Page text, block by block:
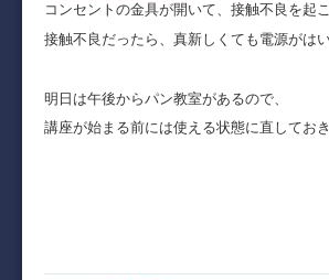
コンセントの金具が開いて、接触不良を起
接触不良だったら、真新しくても電源がは
明日は午後からパン教室があるので、
講座が始まる前には使える状態に直してお
スタッ